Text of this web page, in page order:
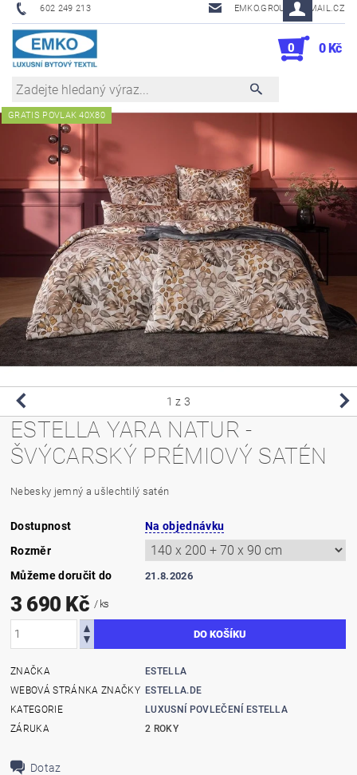
602 249 213 EMKO.GROUSL@EMAIL.CZ
0 0 Kč
GRATIS POVLAK 40X80
1 z 3
ESTELLA YARA NATUR -
ŠVÝCARSKÝ PRÉMIOVÝ SATÉN
Nebesky jemný a ušlechtilý satén
Dostupnost
Na objednávku
Rozměr
Můžeme doručit do
21.8.2026
3 690 Kč / ks
ZNAČKA
ESTELLA
WEBOVÁ STRÁNKA ZNAČKY ESTELLA.DE
KATEGORIE
LUXUSNÍ POVLEČENÍ ESTELLA
ZÁRUKA
2 ROKY
Dotaz